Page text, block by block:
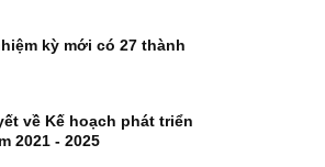
kỳ mới có 27 thành
về Kế hoạch phát triển
2021 - 2025